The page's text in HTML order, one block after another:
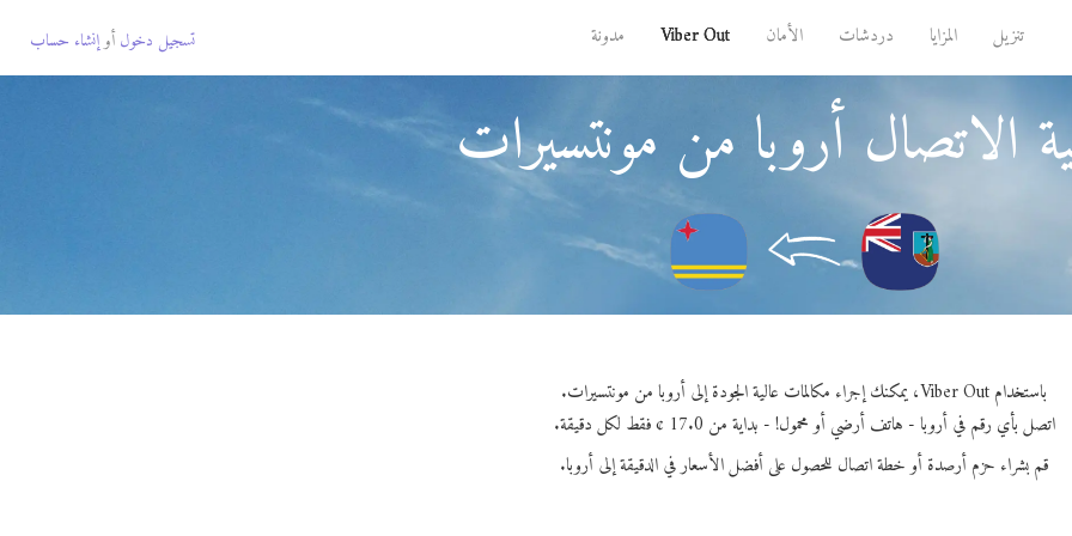
تنزيل المزايا دردشات الأمان Viber Out مدونة تسجيل دخول أوإنشاء حساب
الاتصال أروبا من مونتسيرات
باستخدام Viber Out، يمكنك إجراء مكالمات عالية الجودة إلى أروبا من مونتسيرات.
اتصل بأي رقم في أروبا - هاتف أرضي أو محمول! - بداية من 17.0 ¢ فقط لكل دقيقة.
قم بشراء حزم أرصدة أو خطة اتصال للحصول على أفضل الأسعار في الدقيقة إلى أروبا.